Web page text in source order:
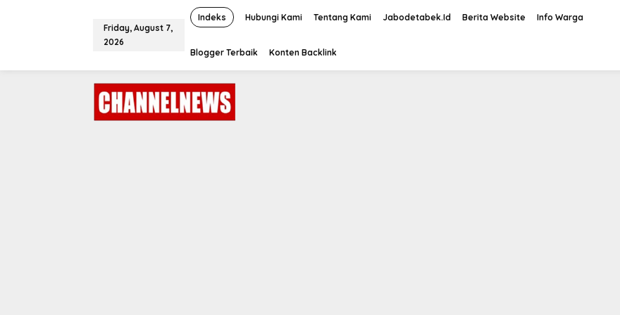
o
Friday, August 7,
2026
Indeks Hubungi Kami Tentang Kami Jabodetabek.Id Berita Website Info Warga
Blogger Terbaik Konten Backlink